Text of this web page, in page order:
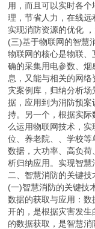
用，而且可以实时各
理，节省人力，在线远
实现消防资源的优化
(三)基于物联网的智慧
物联网的核心是物联
确的采集用电参数、
息，又能与相关的网
灾案例库，归纳分析
据，应用到为消防预
持。另一个，根据实
么运用物联网技术，
位、养老院、、学校
数据，大功率、高负
析归纳应用。实现智慧
二、智慧消防的关键技
(一)智慧消防的关键技
数据的获取与应用：
开的，是根据灾害发
的数据获取，是智慧